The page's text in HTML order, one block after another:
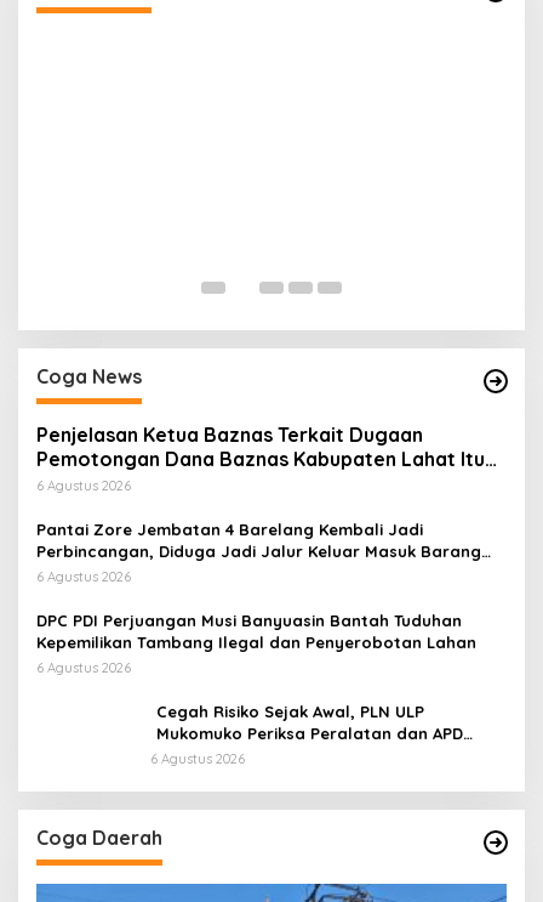
Coga News
Penjelasan Ketua Baznas Terkait Dugaan
Pemotongan Dana Baznas Kabupaten Lahat Itu
Tidak Benar
6 Agustus 2026
Pantai Zore Jembatan 4 Barelang Kembali Jadi
Perbincangan, Diduga Jadi Jalur Keluar Masuk Barang
Tanpa Dokumen Kepabeanan, Nama Berinisial WL
di Kawasan Pesisir
6 Agustus 2026
DPC PDI Perjuangan Musi Banyuasin Bantah Tuduhan
Kepemilikan Tambang Ilegal dan Penyerobotan Lahan
6 Agustus 2026
Cegah Risiko Sejak Awal, PLN ULP
Mukomuko Periksa Peralatan dan APD
Petugas secara Rutin
6 Agustus 2026
Coga Daerah